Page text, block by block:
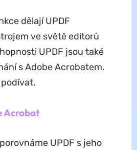
dělají UPDF
ve světě editorů
UPDF jsou také
s Adobe Acrobatem.
Acrobat
UPDF s jeho